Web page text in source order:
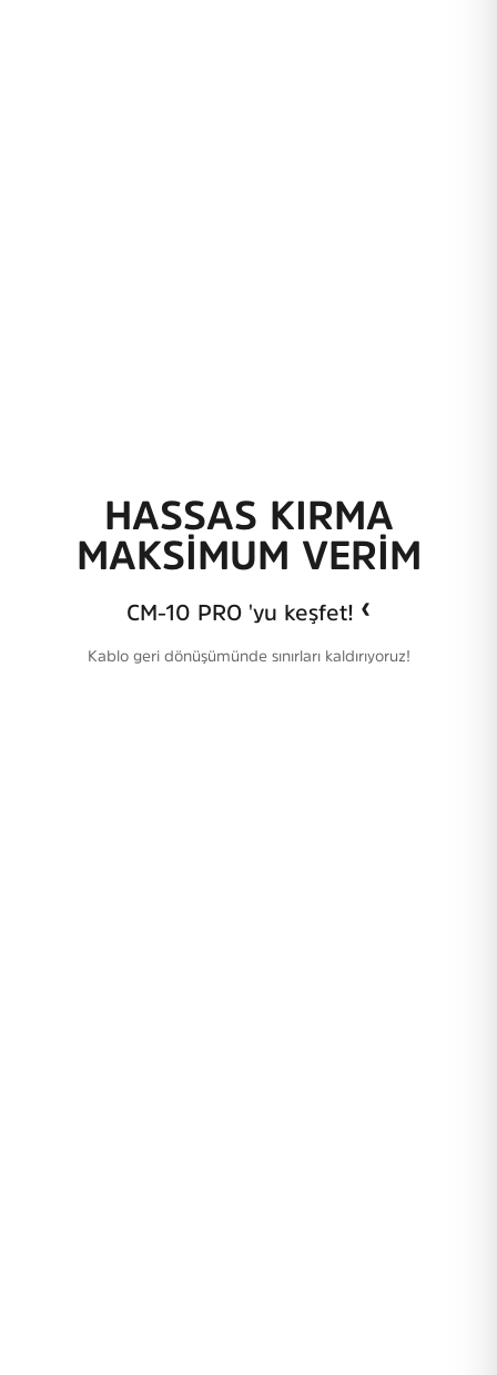
HASSAS KIRMA
MAKSİMUM VERİM
CM-10 PRO 'yu keşfet! ‹
Kablo geri dönüşümünde sınırları kaldırıyoruz!